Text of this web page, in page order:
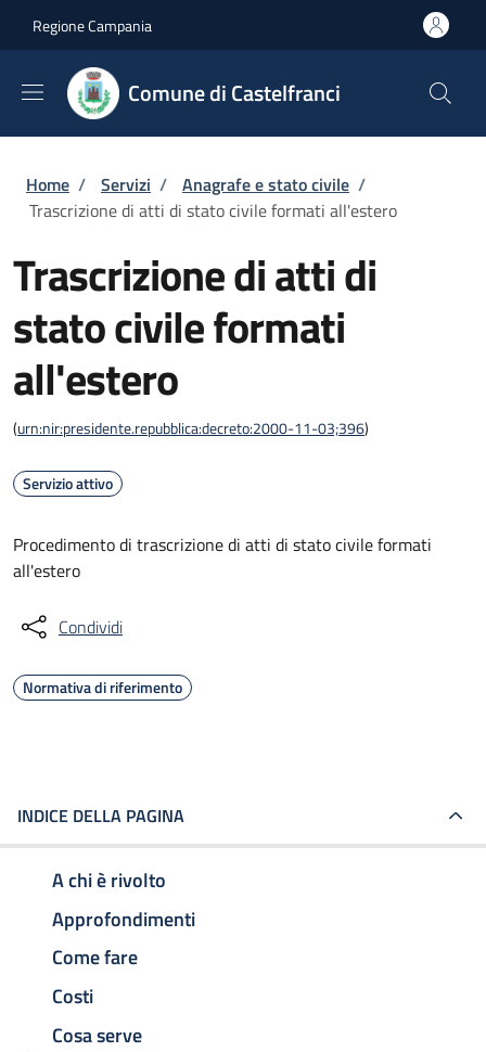
Regione Campania
Comune di Castelfranci
Briciole di pane
Home / Servizi / Anagrafe e stato civile /
Trascrizione di atti di stato civile formati all'estero
Trascrizione di atti di
stato civile formati
all'estero
(urn:nir:presidente.repubblica:decreto:2000-11-03;396)
Servizio attivo
Procedimento di trascrizione di atti di stato civile formati
all'estero
Condividi
Normativa di riferimento
INDICE DELLA PAGINA
A chi è rivolto
Approfondimenti
Come fare
Costi
Cosa serve